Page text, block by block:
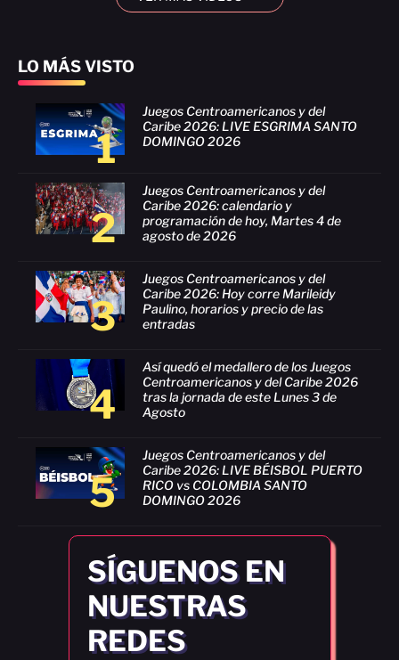
LO MÁS VISTO
1
Juegos Centroamericanos y del
Caribe 2026: LIVE ESGRIMA SANTO
DOMINGO 2026
2
Juegos Centroamericanos y del
Caribe 2026: calendario y
programación de hoy, Martes 4 de
agosto de 2026
3
Juegos Centroamericanos y del
Caribe 2026: Hoy corre Marileidy
Paulino, horarios y precio de las
entradas
4
Así quedó el medallero de los Juegos
Centroamericanos y del Caribe 2026
tras la jornada de este Lunes 3 de
Agosto
5
Juegos Centroamericanos y del
Caribe 2026: LIVE BÉISBOL PUERTO
RICO vs COLOMBIA SANTO
DOMINGO 2026
SÍGUENOS EN
NUESTRAS
REDES